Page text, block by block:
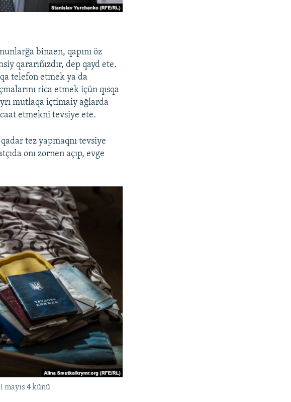
binaen, qapını öz
qararıñızdır, dep qayd ete.
telefon etmek ya da
rica etmek içün qısqa
mutlaqa içtimaiy ağlarda
etmekni tevsiye ete.
tez yapmaqnı tevsiye
onı zornen açıp, evge
4 künü